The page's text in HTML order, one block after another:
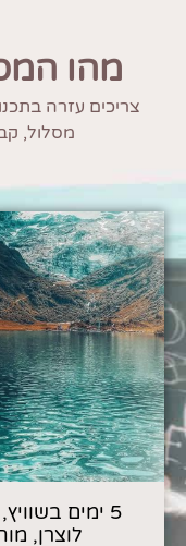
מהו
צריכים עזרה
מסלול,
5 ימים
לוצרן,